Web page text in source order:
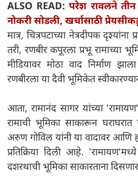
ALSO READ:परेश रावलने
नोकरी सोडली, खर्चासाठी
मात्र, चित्रपटाच्या नेत्रदीपक
तरी, रणबीर कपूरला प्रभू रामाच्या
मीडियावर मोठा वाद निर्माण
रणबीरला या दैवी भूमिकेत
आता, रामानंद सागर यांच्या
रामाची भूमिका साकारून
अरुण गोविल यांनी या वादावर आणि
प्रतिक्रिया दिली आहे.
दशरथाची भूमिका साकारताना